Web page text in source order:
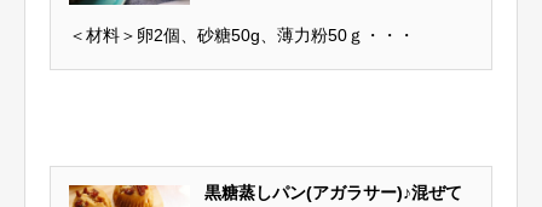
＜材料＞卵2個、砂糖50g、薄力粉50ｇ・・・
黒糖蒸しパン(アガラサー)♪混ぜて